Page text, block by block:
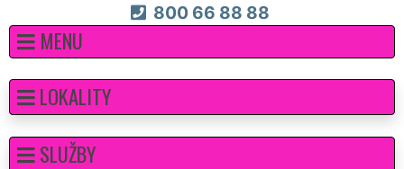
800 66 88 88
MENU
LOKALITY
SLUŽBY